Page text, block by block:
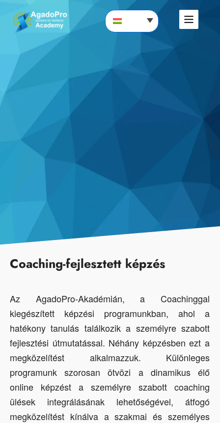
Coaching-fejlesztett képzés
Az AgadoPro-Akadémián, a Coachinggal
kiegészített képzési programunkban, ahol a
hatékony tanulás találkozik a személyre szabott
fejlesztési útmutatással. Néhány képzésben ezt a
megközelítést alkalmazzuk. Különleges
programunk szorosan ötvözi a dinamikus élő
online képzést a személyre szabott coaching
ülések integrálásának lehetőségével, átfogó
megközelítést kínálva a szakmai és személyes